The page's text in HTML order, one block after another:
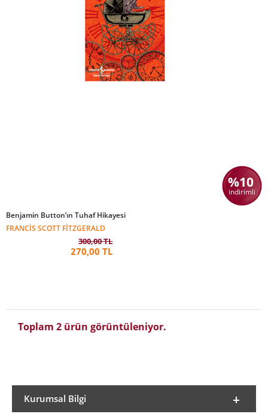
%10
indirimli
Benjamin Button’ın Tuhaf Hikayesi
FRANCIS SCOTT FITZGERALD
300,00 TL
270,00 TL
Toplam 2 ürün görüntüleniyor.
Kurumsal Bilgi